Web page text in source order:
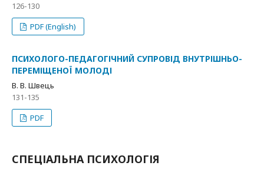
126-130
PDF (English)
ПСИХОЛОГО-ПЕДАГОГІЧНИЙ СУПРОВІД ВНУТРІШНЬО-
ПЕРЕМІЩЕНОЇ МОЛОДІ
В. В. Швець
131-135
PDF
СПЕЦІАЛЬНА ПСИХОЛОГІЯ